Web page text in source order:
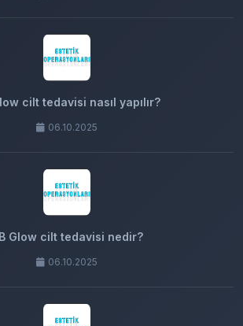
cilt tedavisi nasıl yapılır?
06.10.2025
Glow cilt tedavisi nedir?
06.10.2025